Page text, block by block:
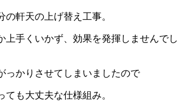
の軒天の上げ替え工事。
上手くいかず、効果を発揮しませんでし
っかりさせてしまいましたので
ても大丈夫な仕様組み。